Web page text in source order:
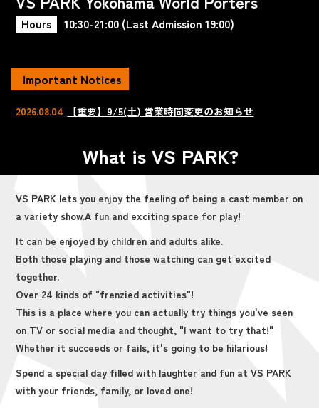
Hours 10:30-21:00 (Last Admission 19:00)
Important Notices
2026.08.04 【重要】9/5(土) 営業時間変更のお知らせ
What is VS PARK?
VS PARK lets you enjoy the feeling of being a cast member on
a variety show.A fun and exciting space for play!
It can be enjoyed by children and adults alike.
Both those playing and those watching can get excited
together.
Over 24 kinds of "frenzied activities"!
This is a place where you can actually try things you've seen
on TV or social media and thought, "I want to try that!"
Whether it succeeds or fails, it's going to be hilarious!
Spend a special day filled with laughter and fun at VS PARK
with your friends, family, or loved one!